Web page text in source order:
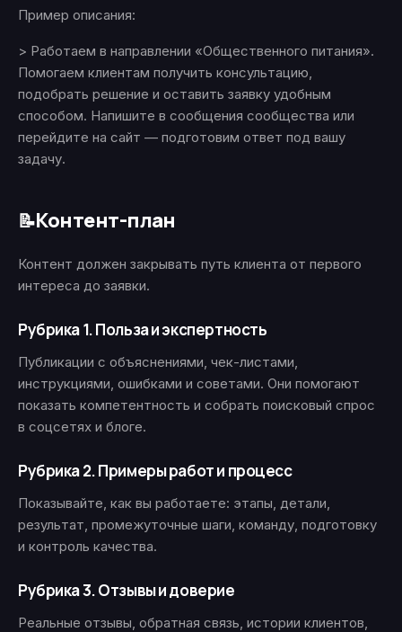
Пример описания:
> Работаем в направлении «Общественного питания».
Помогаем клиентам получить консультацию,
подобрать решение и оставить заявку удобным
способом. Напишите в сообщения сообщества или
перейдите на сайт — подготовим ответ под вашу
задачу.
📝Контент-план
Контент должен закрывать путь клиента от первого
интереса до заявки.
Рубрика 1. Польза и экспертность
Публикации с объяснениями, чек-листами,
инструкциями, ошибками и советами. Они помогают
показать компетентность и собрать поисковый спрос
в соцсетях и блоге.
Рубрика 2. Примеры работ и процесс
Показывайте, как вы работаете: этапы, детали,
результат, промежуточные шаги, команду, подготовку
и контроль качества.
Рубрика 3. Отзывы и доверие
Реальные отзывы, обратная связь, истории клиентов,